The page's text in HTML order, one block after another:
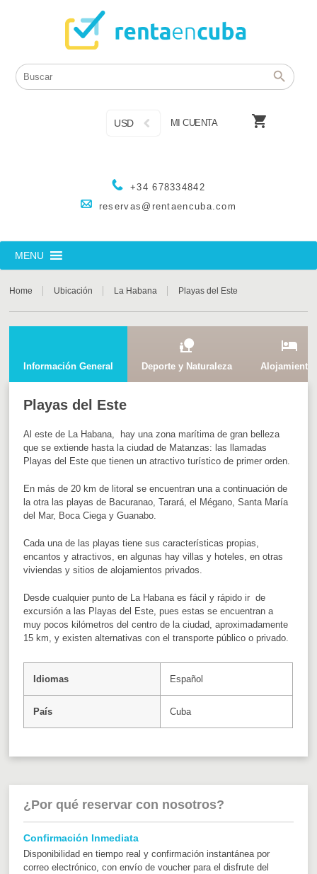
+34 678334842
reservas@rentaencuba.com
USD MI CUENTA 
MENU
Home Ubicación La Habana Playas del Este
Información General
nature_people
Deporte y Naturaleza
hotel
Playas del Este
Al este de La Habana, hay una zona marítima de gran belleza
que se extiende hasta la ciudad de Matanzas: las llamadas
Playas del Este que tienen un atractivo turístico de primer orden.
En más de 20 km de litoral se encuentran una a continuación de
la otra las playas de Bacuranao, Tarará, el Mégano, Santa María
del Mar, Boca Ciega y Guanabo.
Cada una de las playas tiene sus características propias,
encantos y atractivos, en algunas hay villas y hoteles, en otras
viviendas y sitios de alojamientos privados.
Desde cualquier punto de La Habana es fácil y rápido ir de
excursión a las Playas del Este, pues estas se encuentran a
muy pocos kilómetros del centro de la ciudad, aproximadamente
15 km, y existen alternativas con el transporte público o privado.
Idiomas Español
País Cuba
¿Por qué reservar con nosotros?
Confirmación Inmediata
Disponibilidad en tiempo real y confirmación instantánea por
correo electrónico, con envío de voucher para el disfrute del